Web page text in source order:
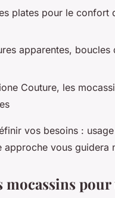
plates pour le
apparentes,
Couture, les
vos besoins :
vous guidera
pour